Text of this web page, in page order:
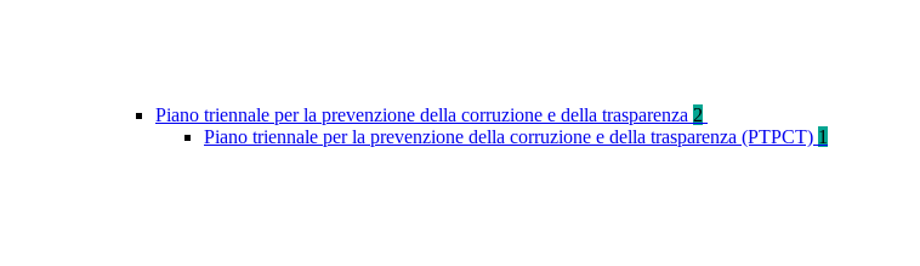
Piano triennale per la prevenzione della corruzione e della trasparenza 2
Piano triennale per la prevenzione della corruzione e della trasparenza (PTPCT) 1